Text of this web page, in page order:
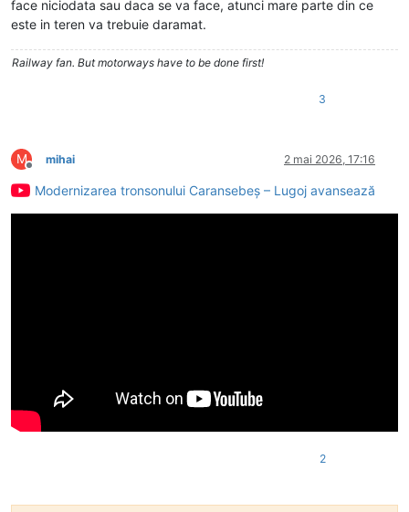
face niciodata sau daca se va face, atunci mare parte din ce
este in teren va trebuie daramat.
Railway fan. But motorways have to be done first!
3
M
Deconectat
mihai 2 mai 2026, 17:16
Modernizarea tronsonului Caransebeș – Lugoj avansează
2